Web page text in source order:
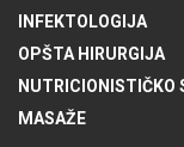
INFEKTOLOGIJA
OPŠTA HIRURGIJA
NUTRICIONISTIČKO
MASAŽE